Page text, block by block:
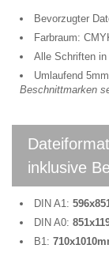
Bevorzugter
Farbraum:
Alle Schriften
Umlaufend
Beschnittmarken
inklusive
DIN A1:
DIN A0:
B1: